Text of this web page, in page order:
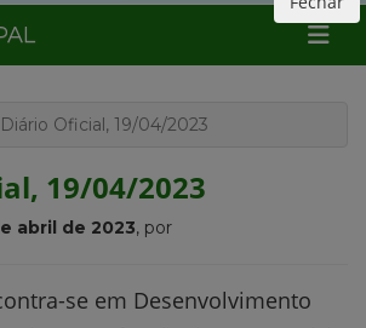
Diário Oficial, 19/04/2023
19/04/2023
abril de 2023, por
se em Desenvolvimento